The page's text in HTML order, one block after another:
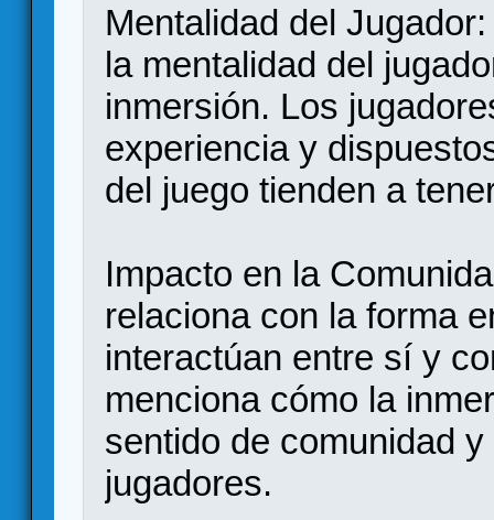
Mentalidad del
la mentalidad del
inmersión. Los
experiencia y
del juego tienden a
Impacto en la
relaciona con la forma
interactúan entre sí y
menciona cómo la
sentido de comunidad
jugadores.